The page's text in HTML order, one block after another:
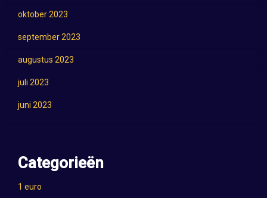
oktober 2023
september 2023
augustus 2023
juli 2023
juni 2023
Categorieën
1 euro